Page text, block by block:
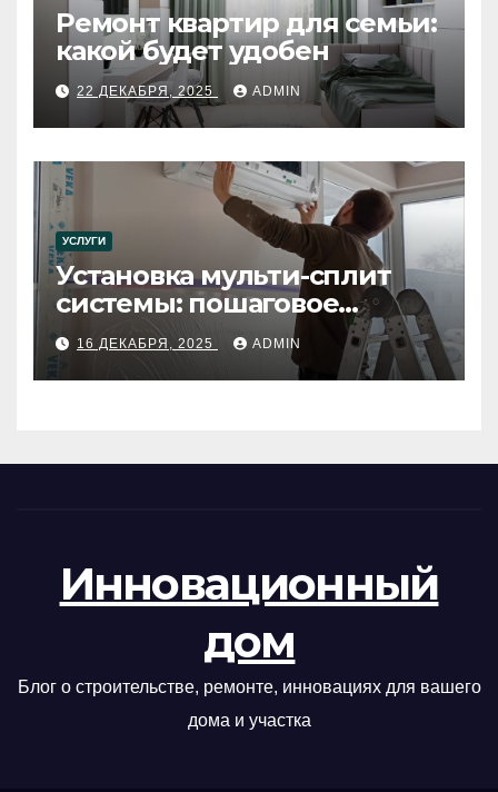
Ремонт квартир для семьи:
какой будет удобен
22 ДЕКАБРЯ, 2025 ADMIN
УСЛУГИ
Установка мульти-сплит
системы: пошаговое
руководство
16 ДЕКАБРЯ, 2025 ADMIN
Инновационный
дом
Блог о строительстве, ремонте, инновациях для вашего
дома и участка